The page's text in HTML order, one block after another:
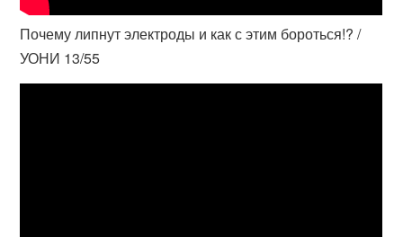
Почему липнут электроды и как с этим бороться!? /
УОНИ 13/55